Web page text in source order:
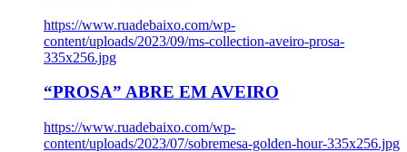
https://www.ruadebaixo.com/wp-
content/uploads/2023/09/ms-collection-aveiro-prosa-
335x256.jpg
“PROSA” ABRE EM AVEIRO
https://www.ruadebaixo.com/wp-
content/uploads/2023/07/sobremesa-golden-hour-335x256.jpg